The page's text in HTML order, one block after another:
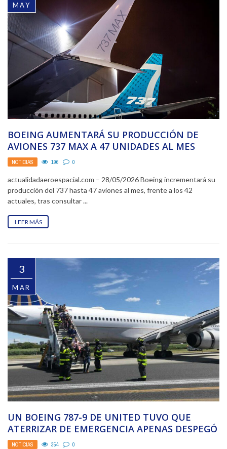
MAY
BOEING AUMENTARÁ SU PRODUCCIÓN DE
AVIONES 737 MAX A 47 UNIDADES AL MES
NOTICIAS 196 0
actualidadaeroespacial.com – 28/05/2026 Boeing incrementará su
producción del 737 hasta 47 aviones al mes, frente a los 42
actuales, tras consultar ...
LEER MÁS
3
MAR
UN BOEING 787-9 DE UNITED TUVO QUE
ATERRIZAR DE EMERGENCIA APENAS DESPEGÓ
DEL AEROPUERTO DE ...
NOTICIAS 354 0